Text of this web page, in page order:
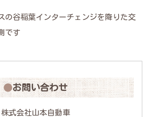
の谷稲葉インターチェンジを降りた交
です
お問い合わせ
株式会社山本自動車